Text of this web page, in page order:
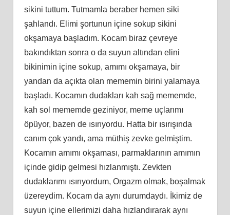
sikini tuttum. Tutmamla beraber hemen siki
şahlandı. Elimi şortunun içine sokup sikini
okşamaya başladım. Kocam biraz çevreye
bakındıktan sonra o da suyun altından elini
bikinimin içine sokup, amımı okşamaya, bir
yandan da açıkta olan mememin birini yalamaya
başladı. Kocamın dudakları kah sağ mememde,
kah sol mememde geziniyor, meme uçlarımı
öpüyor, bazen de ısırıyordu. Hatta bir ısırışında
canım çok yandı, ama müthiş zevke gelmiştim.
Kocamın amımı okşaması, parmaklarının amımın
içinde gidip gelmesi hızlanmıştı. Zevkten
dudaklarımı ısırıyordum, Orgazm olmak, boşalmak
üzereydim. Kocam da aynı durumdaydı. İkimiz de
suyun içine ellerimizi daha hızlandırarak aynı